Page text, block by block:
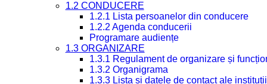
1.2 CONDUCERE
1.2.1 Lista persoanelor din conducere
1.2.2 Agenda conducerii
Programare audiențe
1.3 ORGANIZARE
1.3.1 Regulament de organizare și
1.3.2 Organigrama
1.3.3 Lista și datele de contact ale